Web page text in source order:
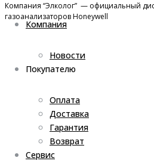
Компания “Элколог” — официальный
газоанализаторов Honeywell
Компания
Новости
Покупателю
Оплата
Доставка
Гарантия
Возврат
Сервис